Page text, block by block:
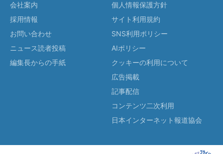
会社案内
採用情報
お問い合わせ
ニュース読者投稿
編集長からの手紙
個人情報保護方針
サイト利用規約
SNS利用ポリシー
AIポリシー
クッキーの利用について
広告掲載
記事配信
コンテンツ二次利用
日本インターネット報道協会